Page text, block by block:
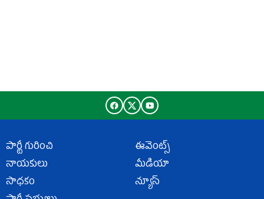
పార్టీ గురించి
నాయకులు
సాధకం
ఈవెంట్స్
మీడియా
న్యూస్